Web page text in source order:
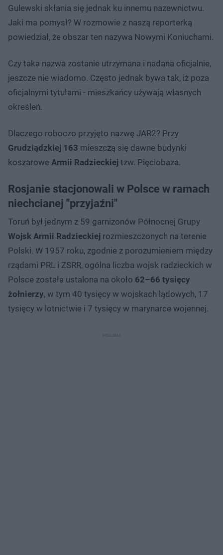
Gulewski skłania się jednak ku innemu nazewnictwu.
Jaki ma pomysł? W rozmowie z naszą reporterką
powiedział, że obszar ten nazywa Nowymi Koniuchami.
Czy taka nazwa zostanie utrzymana i nadana oficjalnie,
jeszcze nie wiadomo. Często jednak bywa tak, iż poza
oficjalnymi tytułami - mieszkańcy używają własnych
określeń.
Dlaczego roboczo przyjęto nazwę JAR2? Przy
Grudziądzkiej 163 mieszczą się dawne budynki
koszarowe Armii Radzieckiej tzw. Pięciobaza.
Rosjanie stacjonowali w Polsce w ramach
niechcianej "przyjaźni"
Toruń był jednym z 59 garnizonów Północnej Grupy
Wojsk Armii Radzieckiej rozmieszczonych na terenie
Polski. W 1957 roku, zgodnie z porozumieniem między
rządami PRL i ZSRR, ogólna liczba wojsk radzieckich w
Polsce została ustalona na około 62–66 tysięcy
żołnierzy, w tym 40 tysięcy w wojskach lądowych, 17
tysięcy w lotnictwie i 7 tysięcy w marynarce wojennej.